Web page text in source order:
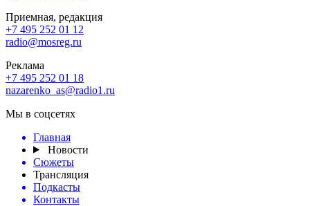
Приемная, редакция
+7 495 252 01 12
radio@mosreg.ru
Реклама
+7 495 252 01 18
nazarenko_as@radio1.ru
Мы в соцсетях
Главная
Новости
Сюжеты
Трансляция
Подкасты
Контакты